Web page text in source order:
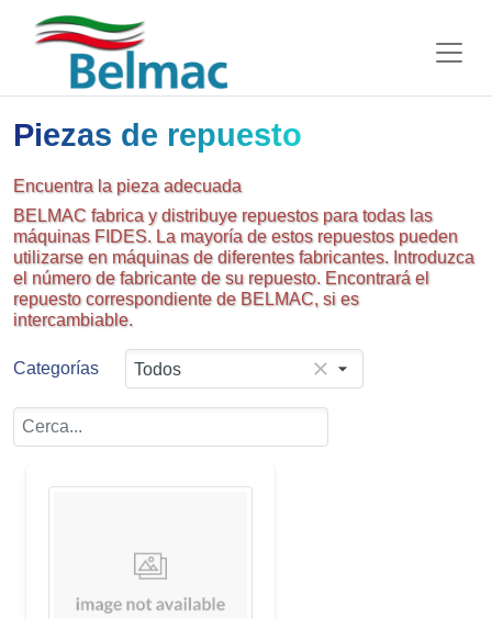
Piezas de repuesto
Encuentra la pieza adecuada
BELMAC fabrica y distribuye repuestos para todas las
máquinas FIDES. La mayoría de estos repuestos pueden
utilizarse en máquinas de diferentes fabricantes. Introduzca
el número de fabricante de su repuesto. Encontrará el
repuesto correspondiente de BELMAC, si es
intercambiable.
Categorías Todos